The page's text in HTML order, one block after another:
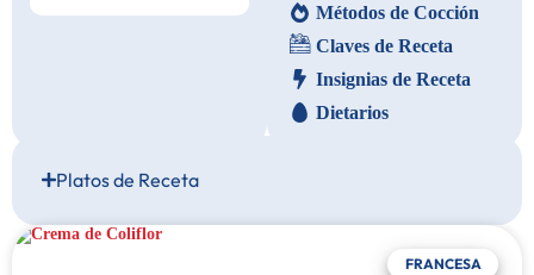
Métodos de Cocción
Claves de Receta
Insignias de Receta
Dietarios
Platos de Receta
FRANCESA